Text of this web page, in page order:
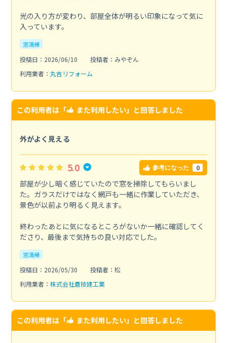
光の入り方が変わり、部屋全体が明るい印象になって気に
入っています。
窓清掃
投稿日：2026/06/10
投稿者：みやぞん
利用業者： 丸吉リフォーム
この利用者は「 また利用したい」と回答しました
外がよく見える
5.0 参考になった 0
部屋が少し暗く感じていたので窓を掃除してもらいまし
た。ガラスだけではなく網戸も一緒に作業していただき、
景色が以前より明るく見えます。
終わったあとに気になるところがないか一緒に確認してく
ださり、最後まで気持ちの良い対応でした。
窓清掃
投稿日：2026/05/30
投稿者：松
利用業者： 株式会社蒼技建工業
この利用者は「 また利用したい」と回答しました